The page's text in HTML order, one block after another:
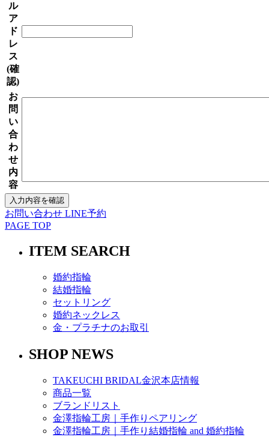
ル
ア
ド
レ
ス
(確
認)
お
問
い
合
わ
せ
内
容
お問い合わせ LINE予約
PAGE TOP
ITEM SEARCH
婚約指輪
結婚指輪
セットリング
婚約ネックレス
金・プラチナのお取引
SHOP NEWS
TAKEUCHI BRIDAL金沢本店情報
商品一覧
ブランドリスト
金澤指輪工房｜手作りペアリング
金澤指輪工房｜手作り結婚指輪 and 婚約指輪